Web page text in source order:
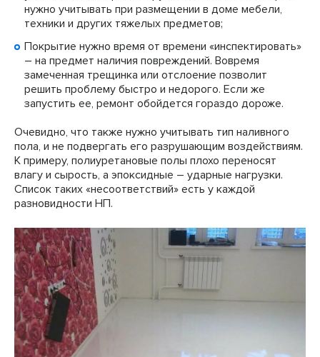
нужно учитывать при размещении в доме мебели,
техники и других тяжелых предметов;
Покрытие нужно время от времени «инспектировать»
– на предмет наличия повреждений. Вовремя
замеченная трещинка или отслоение позволит
решить проблему быстро и недорого. Если же
запустить ее, ремонт обойдется гораздо дороже.
Очевидно, что также нужно учитывать тип наливного
пола, и не подвергать его разрушающим воздействиям.
К примеру, полиуретановые полы плохо переносят
влагу и сырость, а эпоксидные – ударные нагрузки.
Список таких «несоответствий» есть у каждой
разновидности НП.